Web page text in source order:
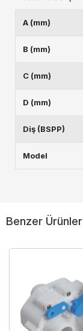
A (mm)
B (mm)
C (mm)
D (mm)
Diş (BSPP)
Model
Benzer Ürünler